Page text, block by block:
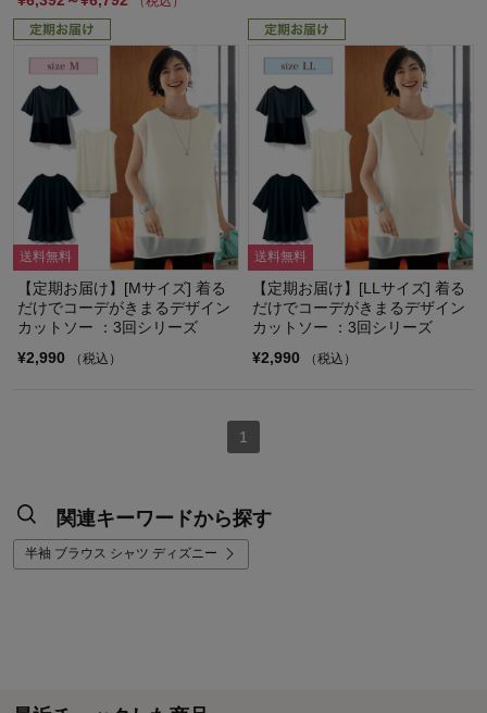
送料無料
【定期お届け】[Mサイズ] 着る
だけでコーデがきまるデザイン
カットソー ：3回シリーズ
¥2,990
（税込）
送料無料
【定期お届け】[LLサイズ] 着る
だけでコーデがきまるデザイン
カットソー ：3回シリーズ
¥2,990
（税込）
1
関連キーワードから探す
半袖 ブラウス シャツ ディズニー